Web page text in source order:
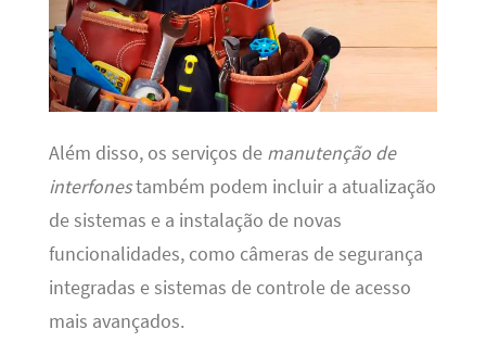
Além disso, os serviços de manutenção de
interfonestambém podem incluir a atualização
de sistemas e a instalação de novas
funcionalidades, como câmeras de segurança
integradas e sistemas de controle de acesso
mais avançados.